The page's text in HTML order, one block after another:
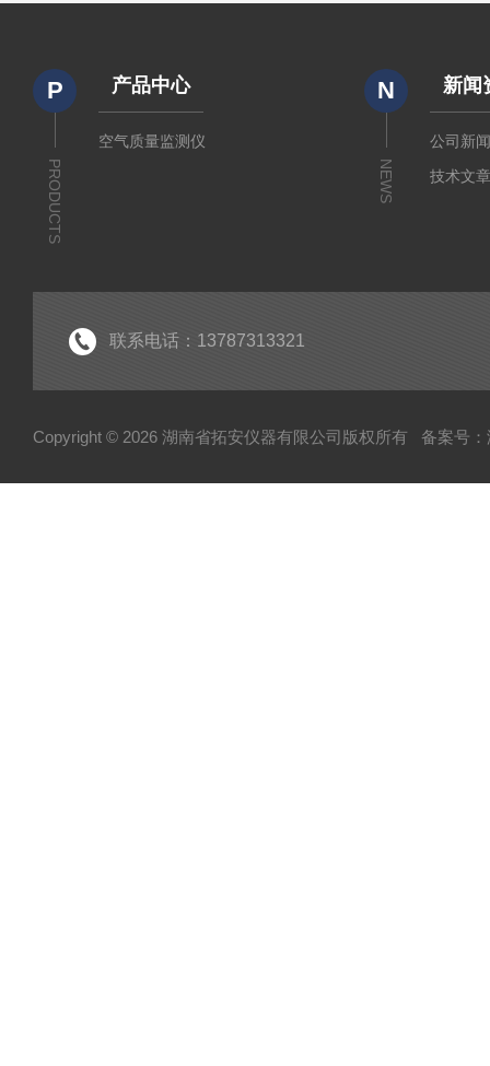
P
PRODUCTS
产品中心
空气质量监测仪
N
NEWS
新闻
公司新
技术文
联系电话：13787313321
Copyright © 2026 湖南省拓安仪器有限公司版权所有 备案号